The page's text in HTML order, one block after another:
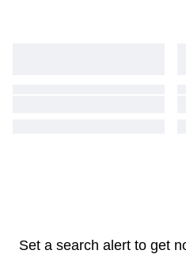
Set a search alert to get